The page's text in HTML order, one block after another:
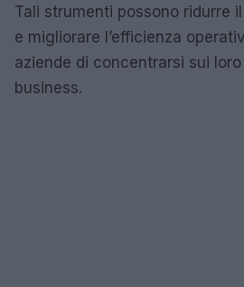
Tali strumenti possono ridurre
e migliorare l’efficienza
aziende di concentrarsi sui
business.